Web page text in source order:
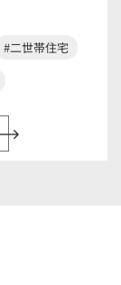
#二世帯住宅